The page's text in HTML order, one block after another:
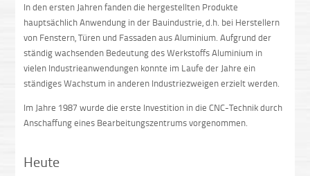
In den ersten Jahren fanden die hergestellten Produkte
hauptsächlich Anwendung in der Bauindustrie, d.h. bei Herstellern
von Fenstern, Türen und Fassaden aus Aluminium. Aufgrund der
ständig wachsenden Bedeutung des Werkstoffs Aluminium in
vielen Industrieanwendungen konnte im Laufe der Jahre ein
ständiges Wachstum in anderen Industriezweigen erzielt werden.
Im Jahre 1987 wurde die erste Investition in die CNC-Technik durch
Anschaffung eines Bearbeitungszentrums vorgenommen.
Heute